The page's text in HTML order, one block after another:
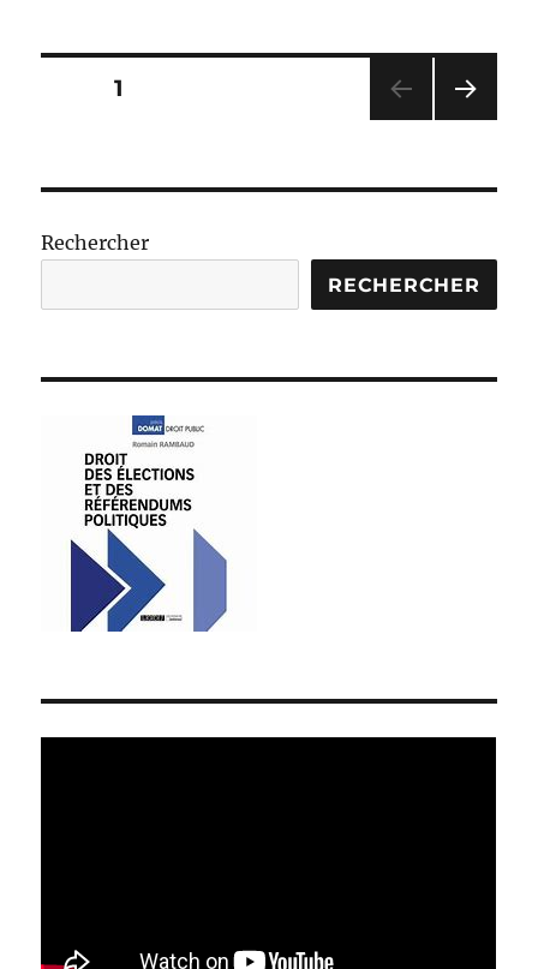
Pagination
publications
PAGE1
ANT
Rechercher
RECHERCHER